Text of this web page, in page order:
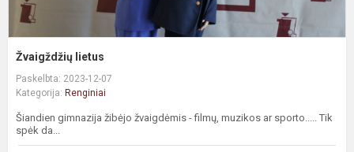
Žvaigždžių lietus
Paskelbta: 2023-12-07
Kategorija: Renginiai
Šiandien gimnazija žibėjo žvaigdėmis - filmų, muzikos ar sporto..... Tik
spėk da...